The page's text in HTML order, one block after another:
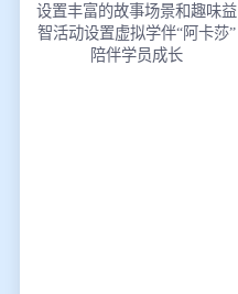
设置丰富的故事场景和趣味益
智活动设置虚拟学伴“阿卡莎”
陪伴学员成长